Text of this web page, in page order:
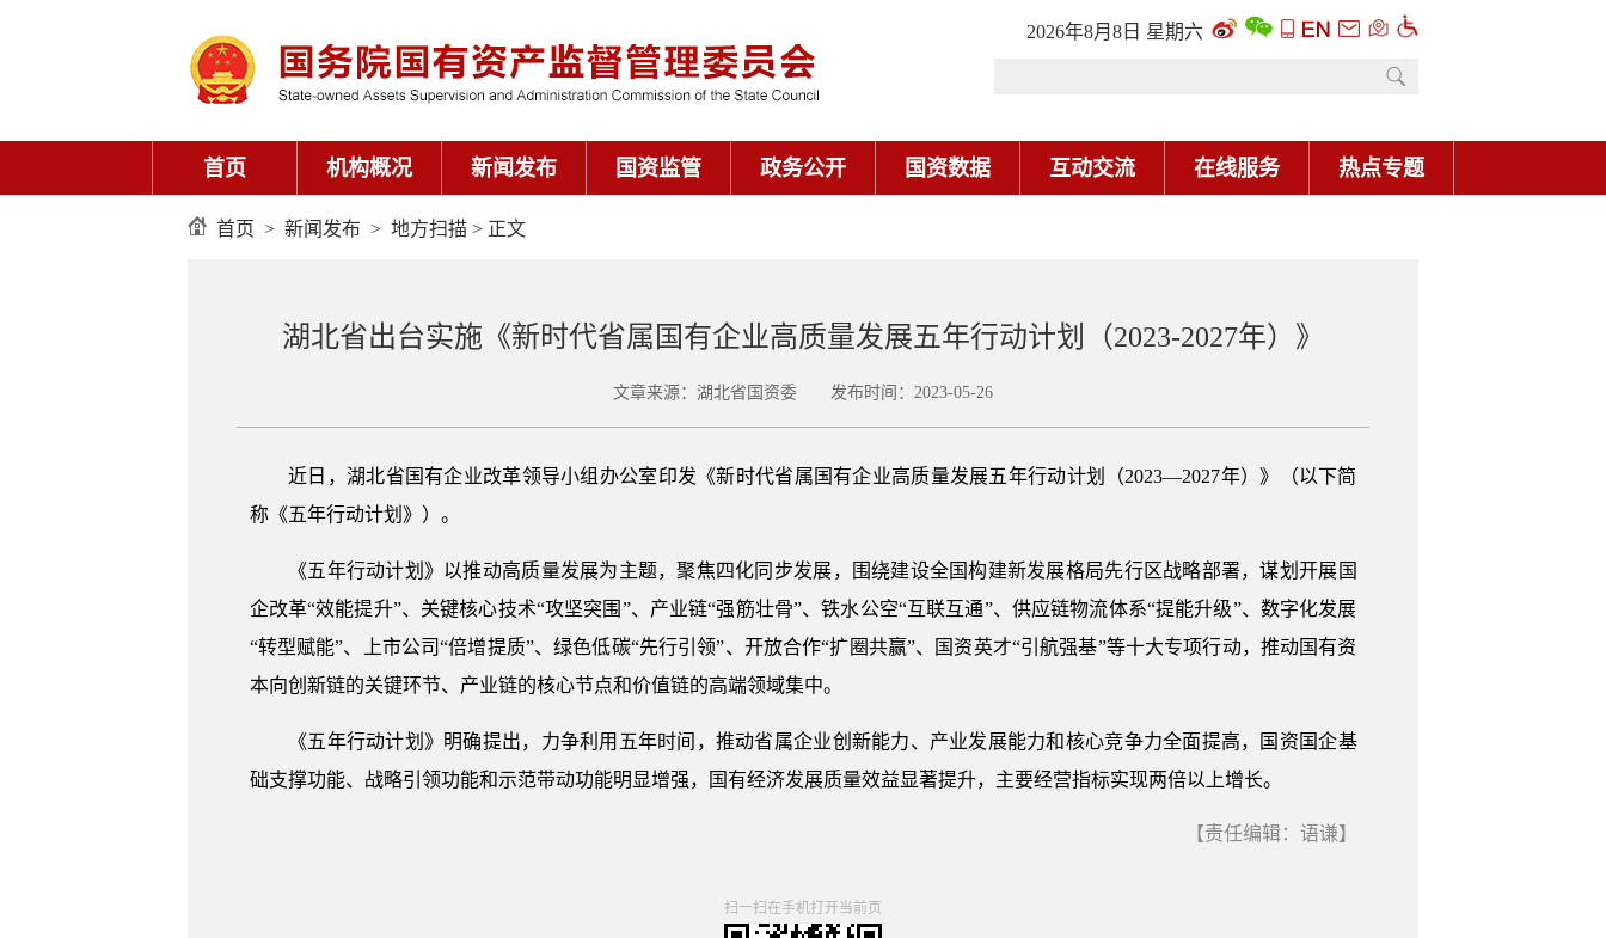
2026年8月8日 星期六
首页 机构概况 新闻发布 国资监管 政务公开 国资数据 互动交流 在线服务 热点专题
首页 > 新闻发布 > 地方扫描 > 正文
湖北省出台实施《新时代省属国有企业高质量发展五年行动计划（2023-2027年）》
文章来源：湖北省国资委 发布时间：2023-05-26
近日，湖北省国有企业改革领导小组办公室印发《新时代省属国有企业高质量发展五年行动计划（2023—2027年）》（以下简
称《五年行动计划》）。
《五年行动计划》以推动高质量发展为主题，聚焦四化同步发展，围绕建设全国构建新发展格局先行区战略部署，谋划开展国
企改革“效能提升”、关键核心技术“攻坚突围”、产业链“强筋壮骨”、铁水公空“互联互通”、供应链物流体系“提能升级”、数字化发展
“转型赋能”、上市公司“倍增提质”、绿色低碳“先行引领”、开放合作“扩圈共赢”、国资英才“引航强基”等十大专项行动，推动国有资
本向创新链的关键环节、产业链的核心节点和价值链的高端领域集中。
《五年行动计划》明确提出，力争利用五年时间，推动省属企业创新能力、产业发展能力和核心竞争力全面提高，国资国企基
础支撑功能、战略引领功能和示范带动功能明显增强，国有经济发展质量效益显著提升，主要经营指标实现两倍以上增长。
【责任编辑：语谦】
扫一扫在手机打开当前页